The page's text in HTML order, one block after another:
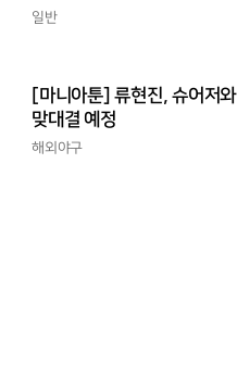
일반
[마니아툰] 류현진, 슈어저와
맞대결 예정
해외야구